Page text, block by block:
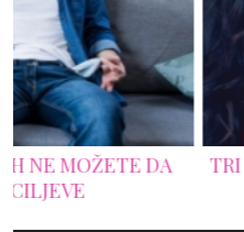
TRI SIGNALA KOJI